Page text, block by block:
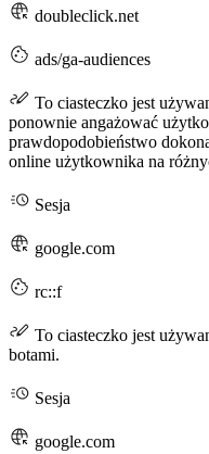
doubleclick.net
ads/ga-audiences
To ciasteczko jest
ponownie angażować
prawdopodobieństwo
online użytkownika na
Sesja
google.com
rc::f
To ciasteczko jest
botami.
Sesja
google.com